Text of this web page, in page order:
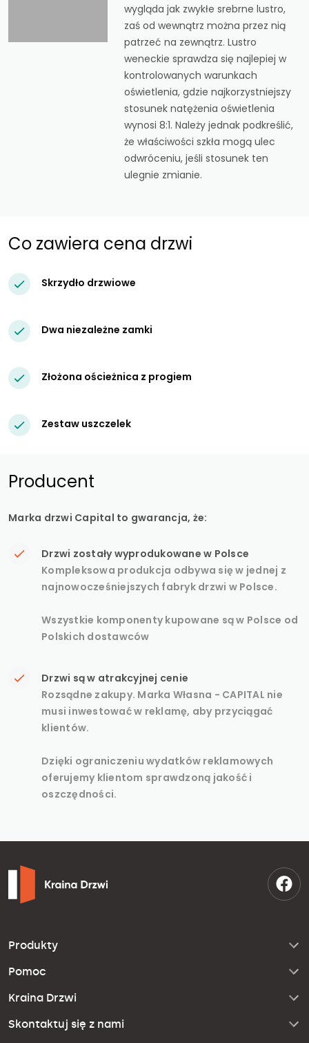
wygląda jak zwykłe srebrne lustro,
zaś od wewnątrz można przez nią
patrzeć na zewnątrz. Lustro
weneckie sprawdza się najlepiej w
kontrolowanych warunkach
oświetlenia, gdzie najkorzystniejszy
stosunek natężenia oświetlenia
wynosi 8:1. Należy jednak podkreślić,
że właściwości szkła mogą ulec
odwróceniu, jeśli stosunek ten
ulegnie zmianie.
Co zawiera cena drzwi
Skrzydło drzwiowe
Dwa niezależne zamki
Złożona ościeżnica z progiem
Zestaw uszczelek
Producent
Marka drzwi Capital to gwarancja, że:
Drzwi zostały wyprodukowane w Polsce
Kompleksowa produkcja odbywa się w jednej z
najnowocześniejszych fabryk drzwi w Polsce.
Wszystkie komponenty kupowane są w Polsce od
Polskich dostawców
Drzwi są w atrakcyjnej cenie
Rozsądne zakupy. Marka Własna - CAPITAL nie
musi inwestować w reklamę, aby przyciągać
klientów.
Dzięki ograniczeniu wydatków reklamowych
oferujemy klientom sprawdzoną jakość i
oszczędności.
Produkty
Pomoc
Kraina Drzwi
Skontaktuj się z nami